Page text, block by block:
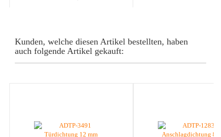
Kunden, welche diesen Artikel bestellten, haben
auch folgende Artikel gekauft: